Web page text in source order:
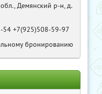
Демянский р-н, д.
54 +7(925)508-59-97
бронированию